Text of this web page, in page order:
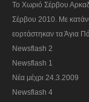
To Χωριό Σέρβου
Σέρβου 2010. Με
εορτάστηκαν τα Άγια
Newsflash 2
Newsflash 1
Nέα μέχρι 24.3.2009
Newsflash 4